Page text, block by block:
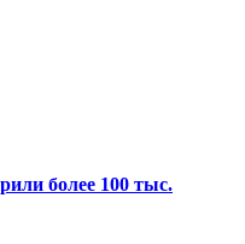
более 100 тыс.